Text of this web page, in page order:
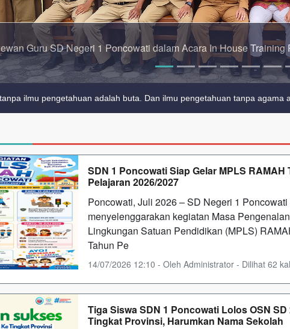
Upacara Bendera Hari Senin yang di ikuti Oleh Seluruh Dewan
merupakan tiket untuk masa depan. Hari esok untuk orang-orang
ilmu pengetahuan adalah buta. Dan ilmu pengetahuan tanpa agama
SDN 1 Poncowati Siap Gelar MPLS RAMAH
Pelajaran 2026/2027
Poncowati, Juli 2026 – SD Negeri 1
menyelenggarakan kegiatan Masa Pengenalan
Lingkungan Satuan Pendidikan (MPLS)
Tahun Pe
14/07/2026 12:10 - Oleh Administrator - Dilihat 62
Tiga Siswa SDN 1 Poncowati Lolos OSN SD
Tingkat Provinsi, Harumkan Nama Sekolah